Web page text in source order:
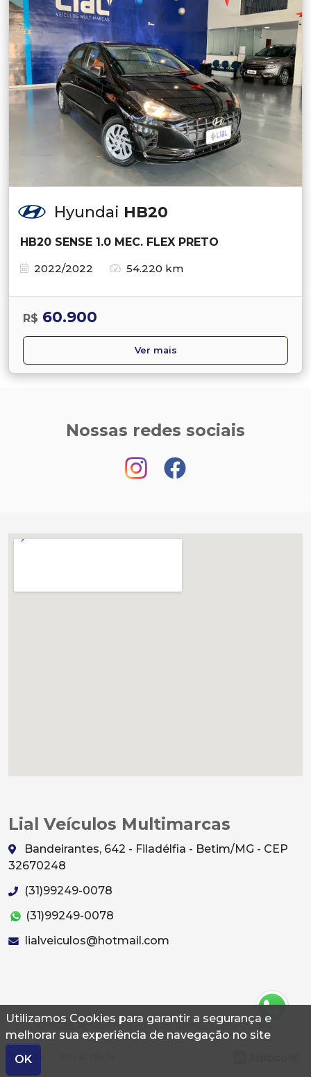
Utilizamos Cookies para garantir a segurança e
melhorar sua experiência de navegação no site
OK
Hyundai HB20
HB20 SENSE 1.0 MEC. FLEX PRETO
2022/2022
54.220 km
R$ 60.900
Ver mais
Nossas redes sociais
Lial Veículos Multimarcas
Bandeirantes, 642 - Filadélfia - Betim/MG - CEP
32670248
(31)99249-0078
(31)99249-0078
lialveiculos@hotmail.com
© 2026 Autoconf. Todos os direitos reservados.
Termos